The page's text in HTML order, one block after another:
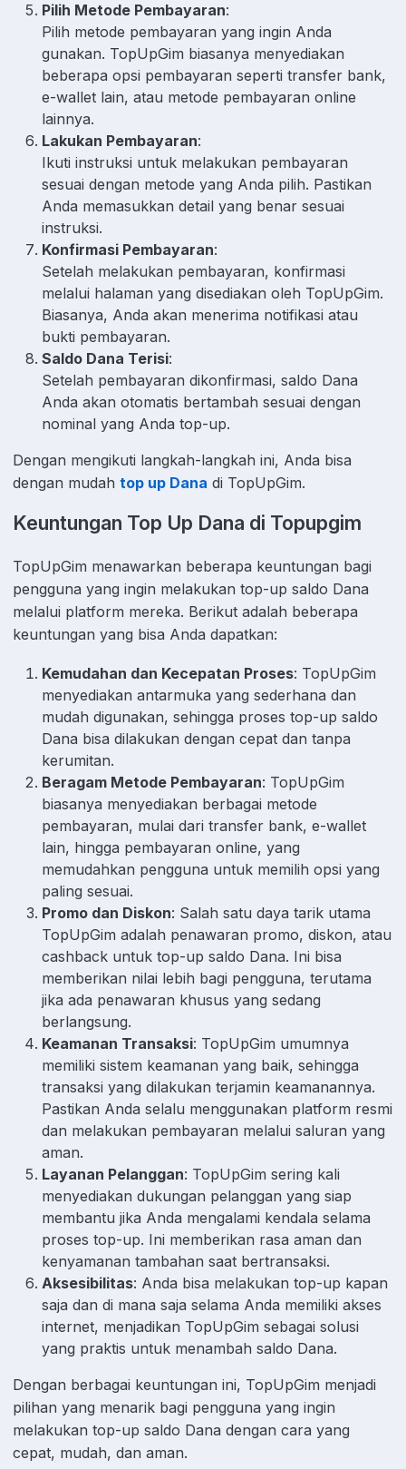
Pilih Metode Pembayaran:
Pilih metode pembayaran yang ingin Anda
gunakan. TopUpGim biasanya menyediakan
beberapa opsi pembayaran seperti transfer bank,
e-wallet lain, atau metode pembayaran online
lainnya.
Lakukan Pembayaran:
Ikuti instruksi untuk melakukan pembayaran
sesuai dengan metode yang Anda pilih. Pastikan
Anda memasukkan detail yang benar sesuai
instruksi.
Konfirmasi Pembayaran:
Setelah melakukan pembayaran, konfirmasi
melalui halaman yang disediakan oleh TopUpGim.
Biasanya, Anda akan menerima notifikasi atau
bukti pembayaran.
Saldo Dana Terisi:
Setelah pembayaran dikonfirmasi, saldo Dana
Anda akan otomatis bertambah sesuai dengan
nominal yang Anda top-up.
Dengan mengikuti langkah-langkah ini, Anda bisa
dengan mudah top up Dana di TopUpGim.
Keuntungan Top Up Dana di Topupgim
TopUpGim menawarkan beberapa keuntungan bagi
pengguna yang ingin melakukan top-up saldo Dana
melalui platform mereka. Berikut adalah beberapa
keuntungan yang bisa Anda dapatkan:
Kemudahan dan Kecepatan Proses: TopUpGim
menyediakan antarmuka yang sederhana dan
mudah digunakan, sehingga proses top-up saldo
Dana bisa dilakukan dengan cepat dan tanpa
kerumitan.
Beragam Metode Pembayaran: TopUpGim
biasanya menyediakan berbagai metode
pembayaran, mulai dari transfer bank, e-wallet
lain, hingga pembayaran online, yang
memudahkan pengguna untuk memilih opsi yang
paling sesuai.
Promo dan Diskon: Salah satu daya tarik utama
TopUpGim adalah penawaran promo, diskon, atau
cashback untuk top-up saldo Dana. Ini bisa
memberikan nilai lebih bagi pengguna, terutama
jika ada penawaran khusus yang sedang
berlangsung.
Keamanan Transaksi: TopUpGim umumnya
memiliki sistem keamanan yang baik, sehingga
transaksi yang dilakukan terjamin keamanannya.
Pastikan Anda selalu menggunakan platform resmi
dan melakukan pembayaran melalui saluran yang
aman.
Layanan Pelanggan: TopUpGim sering kali
menyediakan dukungan pelanggan yang siap
membantu jika Anda mengalami kendala selama
proses top-up. Ini memberikan rasa aman dan
kenyamanan tambahan saat bertransaksi.
Aksesibilitas: Anda bisa melakukan top-up kapan
saja dan di mana saja selama Anda memiliki akses
internet, menjadikan TopUpGim sebagai solusi
yang praktis untuk menambah saldo Dana.
Dengan berbagai keuntungan ini, TopUpGim menjadi
pilihan yang menarik bagi pengguna yang ingin
melakukan top-up saldo Dana dengan cara yang
cepat, mudah, dan aman.